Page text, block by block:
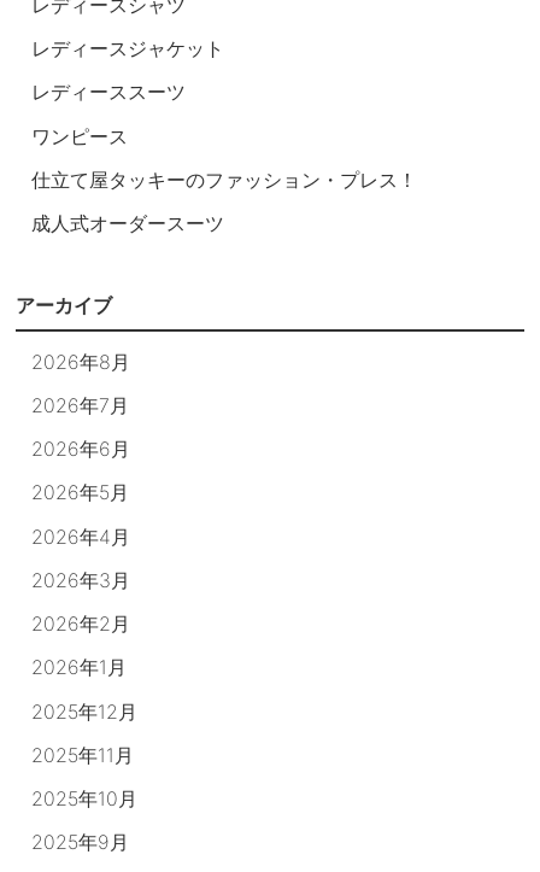
レディースジャケット
レディーススーツ
ワンピース
仕立て屋タッキーのファッション・プレス！
成人式オーダースーツ
アーカイブ
2026年8月
2026年7月
2026年6月
2026年5月
2026年4月
2026年3月
2026年2月
2026年1月
2025年12月
2025年11月
2025年10月
2025年9月